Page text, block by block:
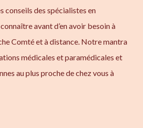
conseils des spécialistes en
avant d’en avoir besoin à
Comté et à distance. Notre mantra
médicales et paramédicales et
au plus proche de chez vous à